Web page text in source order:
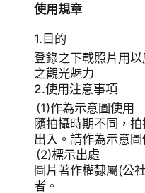
使用規章
目的
登錄之下載照片用
之觀光魅力
使用注意事項
作為示意圖使用
隨拍攝時期不同，
出入。請作為示意圖
標示出處
圖片著作權隸屬(公
者。